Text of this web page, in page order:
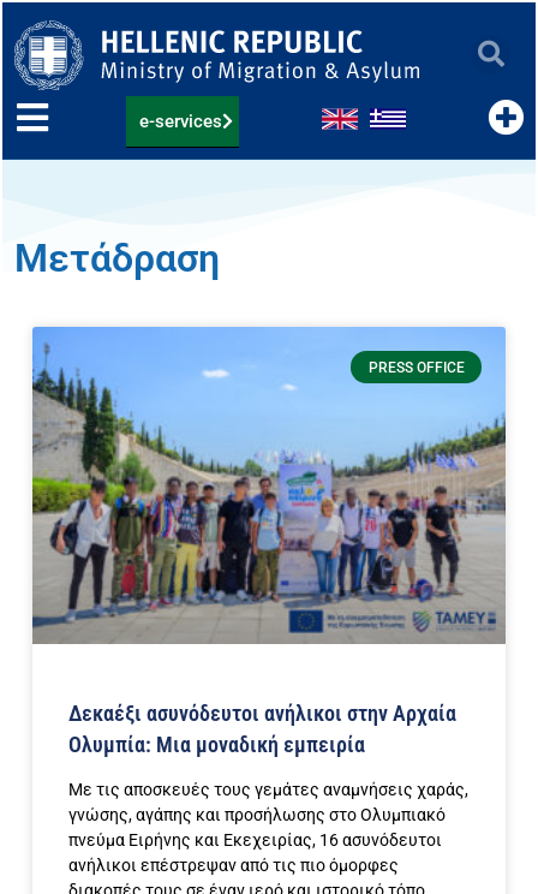
to
content
e-services
Μετάδραση
PRESS OFFICE
Δεκαέξι ασυνόδευτοι ανήλικοι στην Αρχαία
Ολυμπία: Μια μοναδική εμπειρία
Με τις αποσκευές τους γεμάτες αναμνήσεις χαράς,
γνώσης, αγάπης και προσήλωσης στο Ολυμπιακό
πνεύμα Ειρήνης και Εκεχειρίας, 16 ασυνόδευτοι
ανήλικοι επέστρεψαν από τις πιο όμορφες
διακοπές τους σε έναν ιερό και ιστορικό τόπο,